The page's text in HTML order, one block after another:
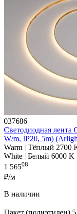
037686
Светодиодная
W/m, IP20, 5m)
Warm | Тёплый 2700
White | Белый 6000 K
1 56508
₽/м
В наличии